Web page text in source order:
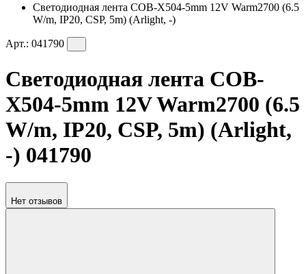
Светодиодная лента COB-X504-5mm 12V Warm2700 (6.5
W/m, IP20, CSP, 5m) (Arlight, -)
Арт.: 041790
Светодиодная лента COB-
X504-5mm 12V Warm2700 (6.5
W/m, IP20, CSP, 5m) (Arlight,
-) 041790
Нет отзывов